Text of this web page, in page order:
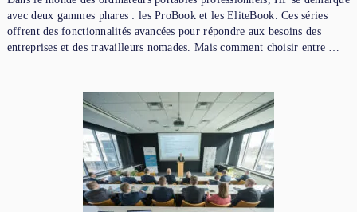
avec deux gammes phares : les ProBook et les EliteBook. Ces séries
offrent des fonctionnalités avancées pour répondre aux besoins des
entreprises et des travailleurs nomades. Mais comment choisir entre …